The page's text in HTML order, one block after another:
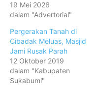
19 Mei 2026
dalam "Advertorial"
Pergerakan Tanah di
Cibadak Meluas, Masjid
Jami Rusak Parah
12 Oktober 2019
dalam "Kabupaten
Sukabumi"